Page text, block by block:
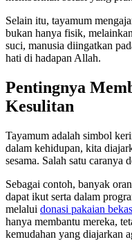
Selain itu, tayamum
bukan hanya fisik,
suci, manusia diingatkan
hati di hadapan Allah.
Pentingnya
Kesulitan
Tayamum adalah simbol
dalam kehidupan, kita
sesama. Salah satu caranya
Sebagai contoh, banyak
dapat ikut serta dalam
melalui donasi pakaian bekas
hanya membantu mereka,
kemudahan yang diajarkan